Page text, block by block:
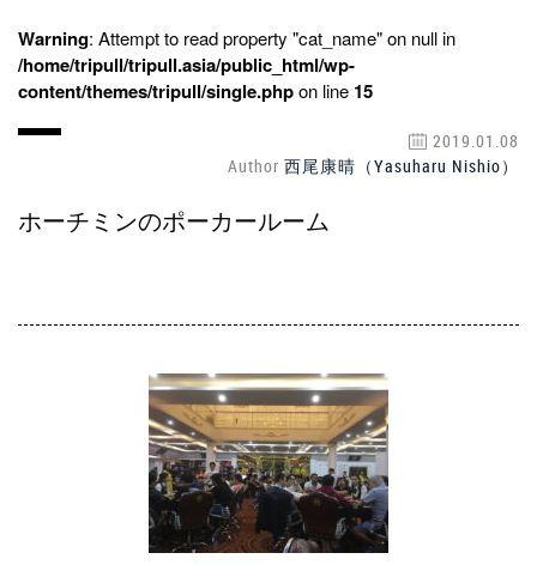
Warning: Attempt to read property "cat_name" on null in
/home/tripull/tripull.asia/public_html/wp-
content/themes/tripull/single.phpon line 15
2019.01.08
Author 西尾康晴（Yasuharu Nishio）
ホーチミンのポーカールーム